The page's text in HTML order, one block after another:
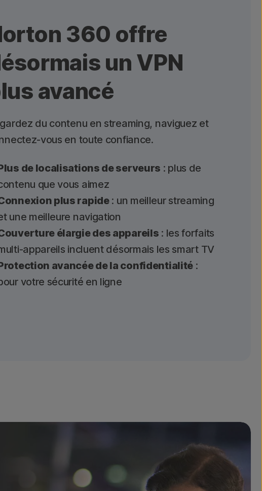
360 offre
un VPN
avancé
du contenu en streaming, naviguez et
vous en toute confiance.
de localisations de serveurs : plus de
que vous aimez
plus rapide: un meilleur streaming
une meilleure navigation
élargie des appareils : les forfaits
appareils incluent désormais les smart TV
avancée de la confidentialité :
votre sécurité en ligne